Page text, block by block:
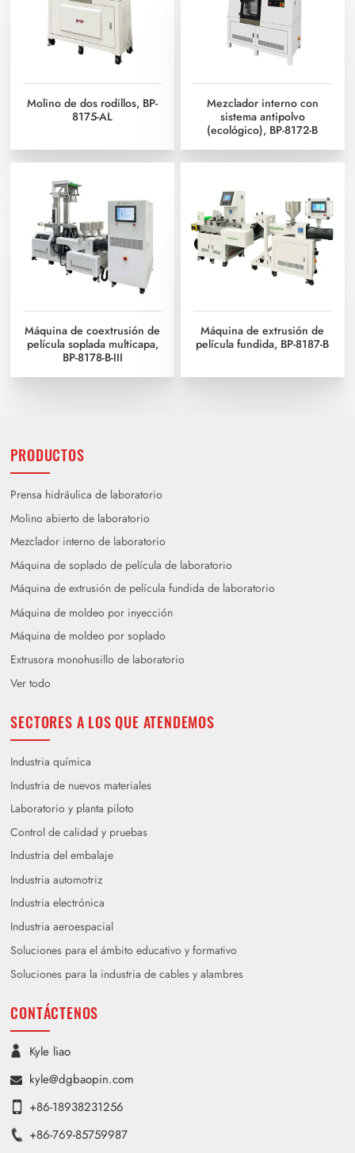
Molino de dos rodillos, BP-
8175-AL
Mezclador interno con
sistema antipolvo
(ecológico), BP-8172-B
Máquina de coextrusión de
película soplada multicapa,
BP-8178-B-III
Máquina de extrusión de
película fundida, BP-8187-B
PRODUCTOS
Prensa hidráulica de laboratorio
Molino abierto de laboratorio
Mezclador interno de laboratorio
Máquina de soplado de película de laboratorio
Máquina de extrusión de película fundida de laboratorio
Máquina de moldeo por inyección
Máquina de moldeo por soplado
Extrusora monohusillo de laboratorio
Ver todo
SECTORES A LOS QUE ATENDEMOS
Industria química
Industria de nuevos materiales
Laboratorio y planta piloto
Control de calidad y pruebas
Industria del embalaje
Industria automotriz
Industria electrónica
Industria aeroespacial
Soluciones para el ámbito educativo y formativo
Soluciones para la industria de cables y alambres
CONTÁCTENOS
Kyle liao
kyle@dgbaopin.com
+86-18938231256
+86-769-85759987